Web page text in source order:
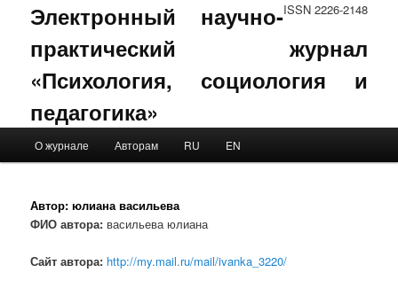
ISSN 2226-2148
Электронный научно-
практический журнал
«Психология, социология и
педагогика»
Skip to primary content
Skip to secondary content
О журнале Авторам RU EN
Автор: юлиана васильева
ФИО автора: васильева юлиана
Сайт автора: http://my.mail.ru/mail/ivanka_3220/